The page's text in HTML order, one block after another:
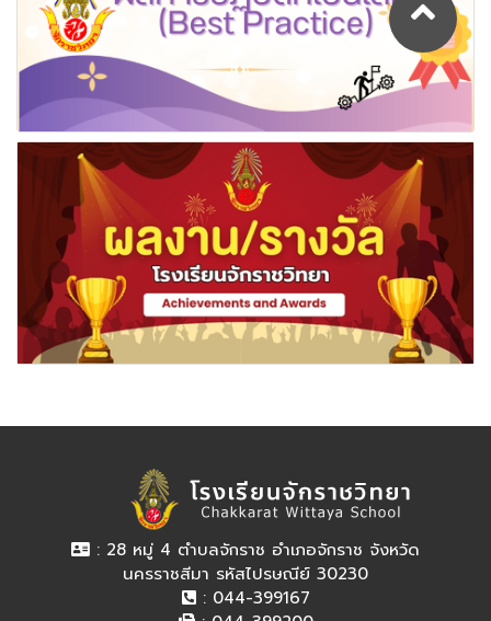
: 28 หมู่ 4 ตำบลจักราช อำเภอจักราช จังหวัด
นครราชสีมา รหัสไปรษณีย์ 30230
: 044-399167